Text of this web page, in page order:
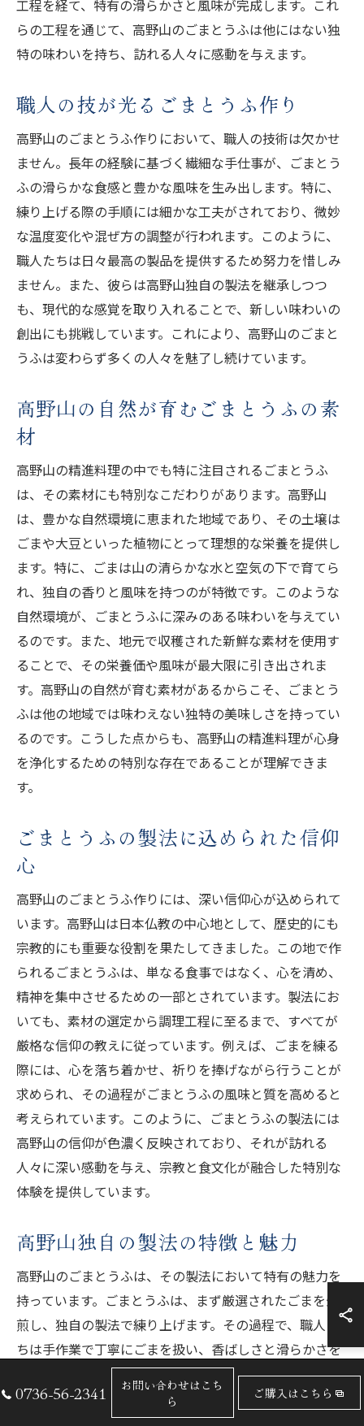
工程を経て、特有の滑らかさと風味が完成します。これ
らの工程を通じて、高野山のごまとうふは他にはない独
特の味わいを持ち、訪れる人々に感動を与えます。
職人の技が光るごまとうふ作り
高野山のごまとうふ作りにおいて、職人の技術は欠かせ
ません。長年の経験に基づく繊細な手仕事が、ごまとう
ふの滑らかな食感と豊かな風味を生み出します。特に、
練り上げる際の手順には細かな工夫がされており、微妙
な温度変化や混ぜ方の調整が行われます。このように、
職人たちは日々最高の製品を提供するため努力を惜しみ
ません。また、彼らは高野山独自の製法を継承しつつ
も、現代的な感覚を取り入れることで、新しい味わいの
創出にも挑戦しています。これにより、高野山のごまと
うふは変わらず多くの人々を魅了し続けています。
高野山の自然が育むごまとうふの素
材
高野山の精進料理の中でも特に注目されるごまとうふ
は、その素材にも特別なこだわりがあります。高野山
は、豊かな自然環境に恵まれた地域であり、その土壌は
ごまや大豆といった植物にとって理想的な栄養を提供し
ます。特に、ごまは山の清らかな水と空気の下で育てら
れ、独自の香りと風味を持つのが特徴です。このような
自然環境が、ごまとうふに深みのある味わいを与えてい
るのです。また、地元で収穫された新鮮な素材を使用す
ることで、その栄養価や風味が最大限に引き出されま
す。高野山の自然が育む素材があるからこそ、ごまとう
ふは他の地域では味わえない独特の美味しさを持ってい
るのです。こうした点からも、高野山の精進料理が心身
を浄化するための特別な存在であることが理解できま
す。
ごまとうふの製法に込められた信仰
心
高野山のごまとうふ作りには、深い信仰心が込められて
います。高野山は日本仏教の中心地として、歴史的にも
宗教的にも重要な役割を果たしてきました。この地で作
られるごまとうふは、単なる食事ではなく、心を清め、
精神を集中させるための一部とされています。製法にお
いても、素材の選定から調理工程に至るまで、すべてが
厳格な信仰の教えに従っています。例えば、ごまを練る
際には、心を落ち着かせ、祈りを捧げながら行うことが
求められ、その過程がごまとうふの風味と質を高めると
考えられています。このように、ごまとうふの製法には
高野山の信仰が色濃く反映されており、それが訪れる
人々に深い感動を与え、宗教と食文化が融合した特別な
体験を提供しています。
高野山独自の製法の特徴と魅力
高野山のごまとうふは、その製法において特有の魅力を
持っています。ごまとうふは、まず厳選されたごまを焙
煎し、独自の製法で練り上げます。その過程で、職人た
ちは手作業で丁寧にごまを扱い、香ばしさと滑らかさを
最大限に引き出します。この製法は、長年にわたる伝統
と現代技術の融合によって進化してきました。高野山の
清澄な水もまた、この製法の重要な要素であり、独自の
0736-56-2341
お問い合わせはこち
ら
ご購入はこちら